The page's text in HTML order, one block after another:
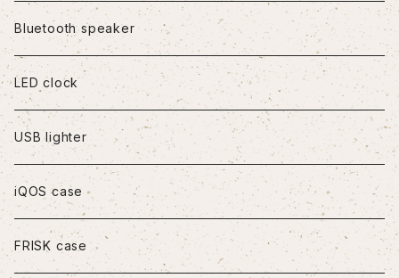
iPhoneX/XS
iPhoneXR
iPhoneXS Max
iPhone11
iPhone11Pro
Bluetooth speaker
LED clock
USB lighter
iQOS case
FRISK case